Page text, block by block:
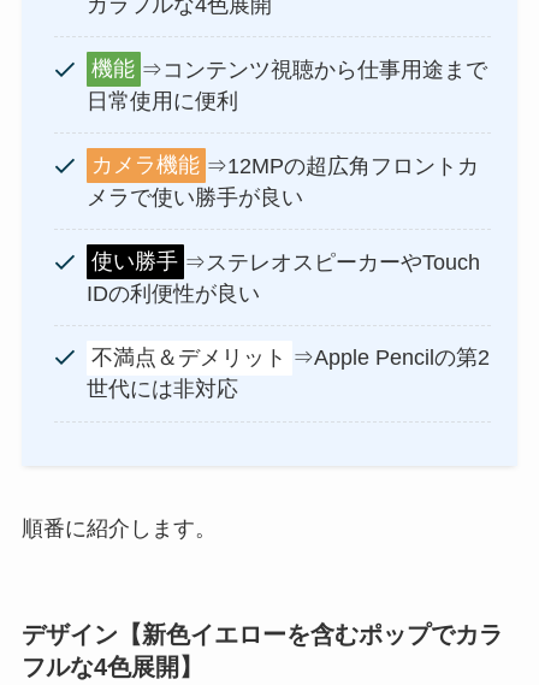
機能 ⇒コンテンツ視聴から仕事用途まで
日常使用に便利
カメラ機能 ⇒12MPの超広角フロントカ
メラで使い勝手が良い
使い勝手 ⇒ステレオスピーカーやTouch
IDの利便性が良い
不満点＆デメリット ⇒Apple Pencilの第2
世代には非対応
順番に紹介します。
デザイン【新色イエローを含むポップでカラ
フルな4色展開】